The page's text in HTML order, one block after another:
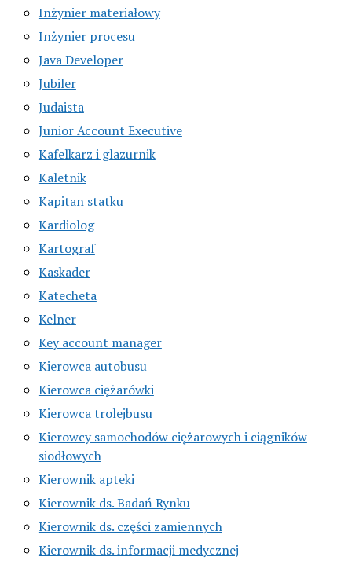
Inżynier materiałowy
Inżynier procesu
Java Developer
Jubiler
Judaista
Junior Account Executive
Kafelkarz i glazurnik
Kaletnik
Kapitan statku
Kardiolog
Kartograf
Kaskader
Katecheta
Kelner
Key account manager
Kierowca autobusu
Kierowca ciężarówki
Kierowca trolejbusu
Kierowcy samochodów ciężarowych i ciągników
siodłowych
Kierownik apteki
Kierownik ds. Badań Rynku
Kierownik ds. części zamiennych
Kierownik ds. informacji medycznej